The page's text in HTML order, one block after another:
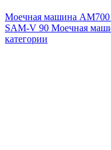
Моечная машина
SAM-V 90 Моечная
категории